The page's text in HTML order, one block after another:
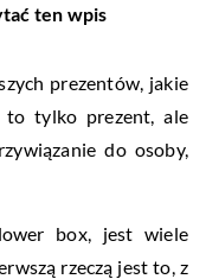
ten wpis
prezentów, jakie
to tylko prezent, ale
do osoby,
box, jest wiele
rzeczą jest to, z